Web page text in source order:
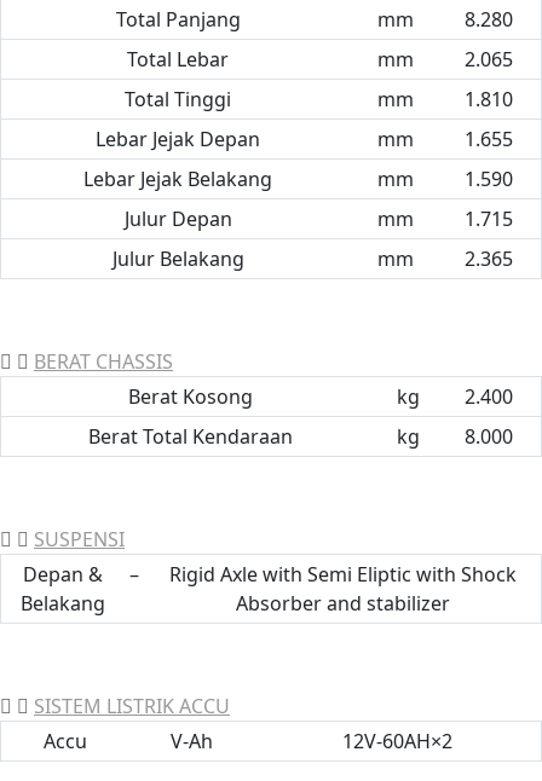
Total Panjang mm
8.280
Total Lebar
mm
2.065
Total Tinggi
mm
1.810
Lebar Jejak Depan
mm
1.655
Lebar Jejak Belakang
mm
1.590
Julur Depan
mm
1.715
Julur Belakang
mm 2.365
BERAT CHASSIS
Berat Kosong
kg
2.400
Berat Total Kendaraan
kg 8.000
SUSPENSI
Depan &
Belakang
–
Rigid Axle with Semi Eliptic with Shock
Absorber and stabilizer
SISTEM LISTRIK ACCU
Accu
V-Ah 12V-60AH×2